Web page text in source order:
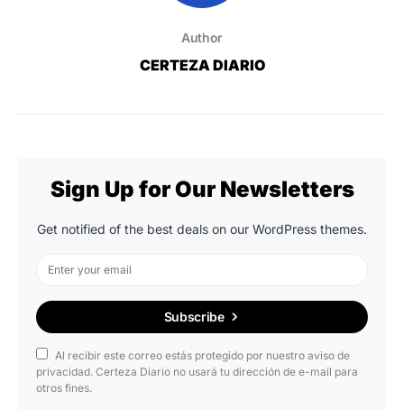
Author
CERTEZA DIARIO
Sign Up for Our Newsletters
Get notified of the best deals on our WordPress themes.
Subscribe
Al recibir este correo estás protegido por nuestro aviso de
privacidad. Certeza Diario no usará tu dirección de e-mail para
otros fines.